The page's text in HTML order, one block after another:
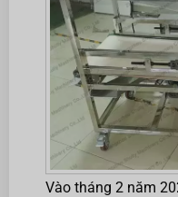
Vào tháng 2 năm